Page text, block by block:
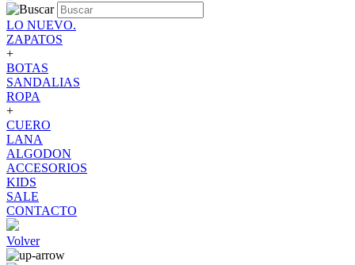
LO NUEVO.
ZAPATOS
+
BOTAS
SANDALIAS
ROPA
+
CUERO
LANA
ALGODON
ACCESORIOS
KIDS
SALE
CONTACTO
Volver